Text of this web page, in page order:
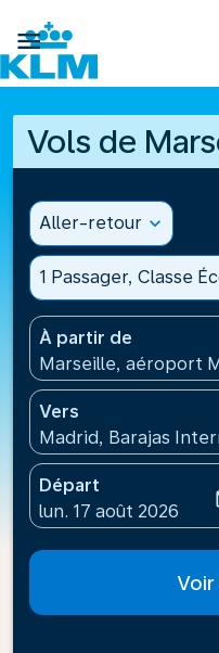

Vols de
Aller-retour expand_more
1 Passager, Classe
À partir de
Marseille, aéroport
Vers
Madrid, Barajas
Départ
fc-booking-
lun. 17 août 2026